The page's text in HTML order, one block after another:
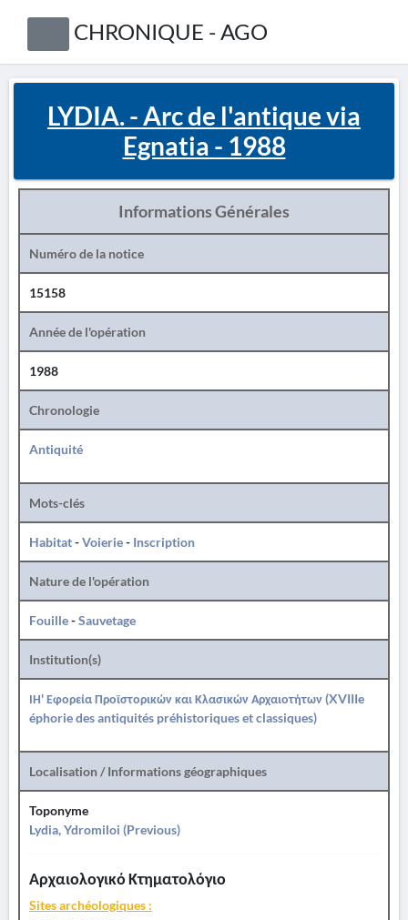
CHRONIQUE - AGO
LYDIA. - Arc de l'antique via
Egnatia - 1988
Informations Générales
Numéro de la notice
15158
Année de l'opération
1988
Chronologie
Antiquité
Mots-clés
Habitat-Voierie- Inscription
Nature de l'opération
Fouille-Sauvetage
Institution(s)
ΙΗ' Εφορεία Προϊστορικών και Κλασικών Αρχαιοτήτων (XVIIIe
éphorie des antiquités préhistoriques et classiques)
Localisation / Informations géographiques
Toponyme
Lydia, Ydromiloi (Previous)
Αρχαιολογικό Κτηματολόγιο
Sites archéologiques :